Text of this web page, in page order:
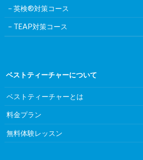
英検®対策コース
TEAP対策コース
ベストティーチャーについて
ベストティーチャーとは
料金プラン
無料体験レッスン